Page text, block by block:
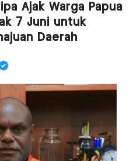
Ajak Warga Papua
7 Juni untuk
Daerah